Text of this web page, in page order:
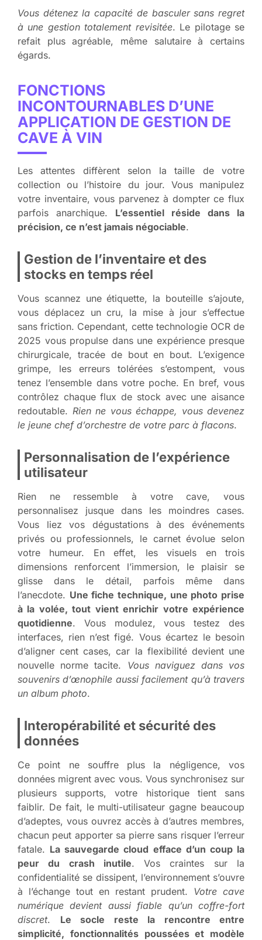
Vous détenez la capacité de basculer sans regret
à une gestion totalement revisitée. Le pilotage se
refait plus agréable, même salutaire à certains
égards.
FONCTIONS
INCONTOURNABLES D’UNE
APPLICATION DE GESTION DE
CAVE À VIN
Les attentes diffèrent selon la taille de votre
collection ou l’histoire du jour. Vous manipulez
votre inventaire, vous parvenez à dompter ce flux
parfois anarchique. L’essentiel réside dans la
précision, ce n’est jamais négociable.
Gestion de l’inventaire et des
stocks en temps réel
Vous scannez une étiquette, la bouteille s’ajoute,
vous déplacez un cru, la mise à jour s’effectue
sans friction. Cependant, cette technologie OCR de
2025 vous propulse dans une expérience presque
chirurgicale, tracée de bout en bout. L’exigence
grimpe, les erreurs tolérées s’estompent, vous
tenez l’ensemble dans votre poche. En bref, vous
contrôlez chaque flux de stock avec une aisance
redoutable. Rien ne vous échappe, vous devenez
le jeune chef d’orchestre de votre parc à flacons.
Personnalisation de l’expérience
utilisateur
Rien ne ressemble à votre cave, vous
personnalisez jusque dans les moindres cases.
Vous liez vos dégustations à des événements
privés ou professionnels, le carnet évolue selon
votre humeur. En effet, les visuels en trois
dimensions renforcent l’immersion, le plaisir se
glisse dans le détail, parfois même dans
l’anecdote. Une fiche technique, une photo prise
à la volée, tout vient enrichir votre expérience
quotidienne. Vous modulez, vous testez des
interfaces, rien n’est figé. Vous écartez le besoin
d’aligner cent cases, car la flexibilité devient une
nouvelle norme tacite. Vous naviguez dans vos
souvenirs d’œnophile aussi facilement qu’à travers
un album photo.
Interopérabilité et sécurité des
données
Ce point ne souffre plus la négligence, vos
données migrent avec vous. Vous synchronisez sur
plusieurs supports, votre historique tient sans
faiblir. De fait, le multi-utilisateur gagne beaucoup
d’adeptes, vous ouvrez accès à d’autres membres,
chacun peut apporter sa pierre sans risquer l’erreur
fatale. La sauvegarde cloud efface d’un coup la
peur du crash inutile. Vos craintes sur la
confidentialité se dissipent, l’environnement s’ouvre
à l’échange tout en restant prudent. Votre cave
numérique devient aussi fiable qu’un coffre-fort
discret. Le socle reste la rencontre entre
simplicité, fonctionnalités poussées et modèle